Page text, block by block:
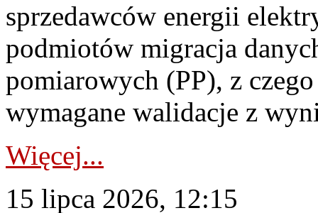
sprzedawców energii
podmiotów migracja
pomiarowych (PP), z
wymagane walidacje z
Więcej...
15 lipca 2026, 12:15